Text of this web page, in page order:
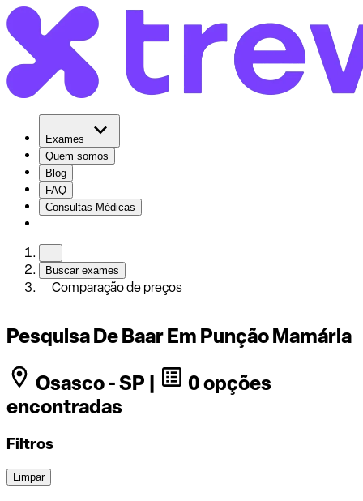
Exames
Quem somos
Blog
FAQ
Consultas Médicas
Buscar exames
Comparação de preços
Pesquisa De Baar Em Punção Mamária
Osasco - SP |
0 opções
encontradas
Filtros
Limpar